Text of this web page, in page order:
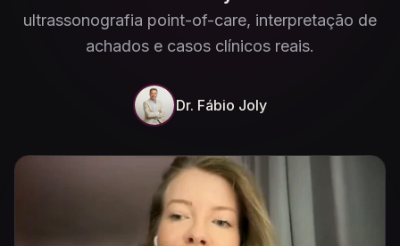
ultrassonografia point-of-care, interpretação de
achados e casos clínicos reais.
Dr. Fábio Joly